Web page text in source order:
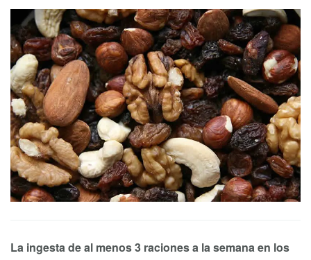
La ingesta de al menos 3 raciones a la semana en los